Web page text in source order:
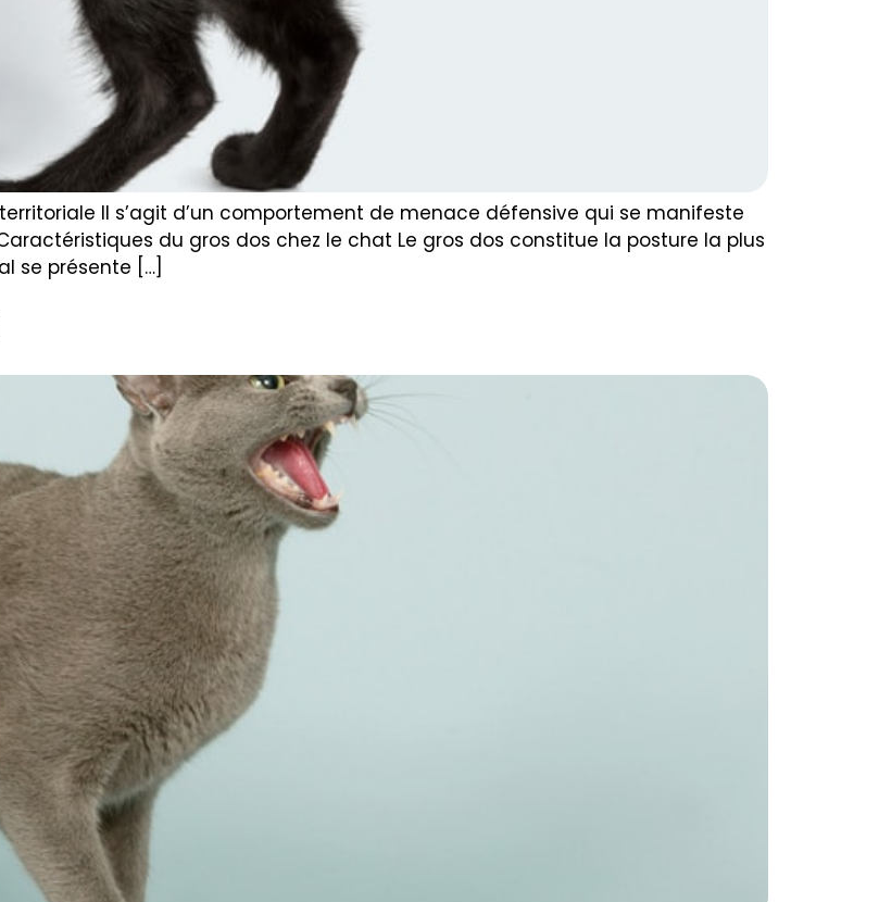
Il s’agit d’un comportement de menace défensive qui se manifeste
du gros dos chez le chat Le gros dos constitue la posture la plus
se présente […]